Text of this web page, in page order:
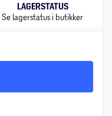
LAGERSTATUS
Se lagerstatus i butikker